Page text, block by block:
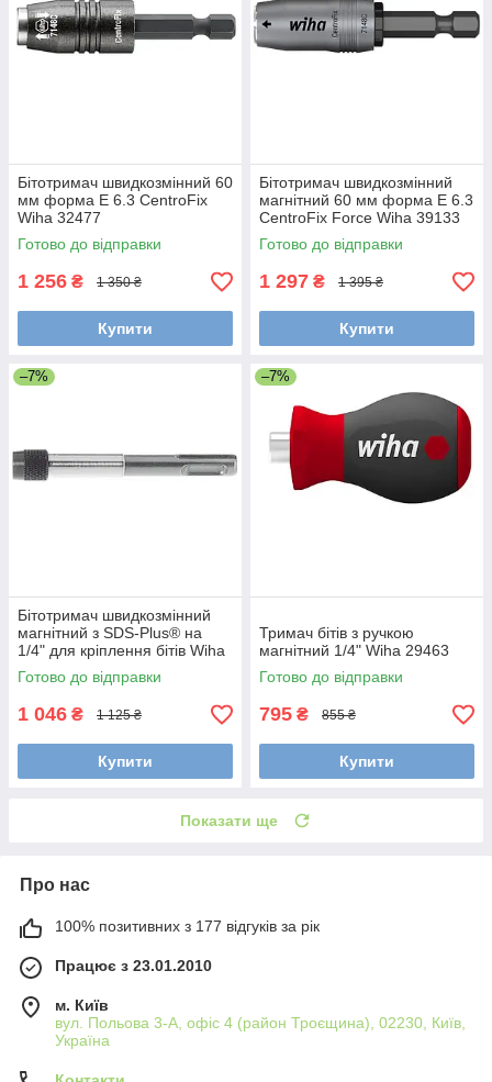
Бітотримач швидкозмінний 60
мм форма E 6.3 CentroFix
Wiha 32477
Готово до відправки
1 256 ₴ 1 350 ₴
Купити
Бітотримач швидкозмінний
магнітний 60 мм форма E 6.3
CentroFix Force Wiha 39133
Готово до відправки
1 297 ₴ 1 395 ₴
Купити
–7%
Бітотримач швидкозмінний
магнітний з SDS-Plus® на
1/4" для кріплення бітів Wiha
26255
Готово до відправки
1 046 ₴ 1 125 ₴
Купити
–7%
Тримач бітів з ручкою
магнітний 1/4" Wiha 29463
Готово до відправки
795 ₴ 855 ₴
Купити
Показати ще
Про нас
100% позитивних з 177 відгуків за рік
Працює з 23.01.2010
м. Київ
вул. Польова 3-А, офіс 4 (район Троєщина), 02230, Київ,
Україна